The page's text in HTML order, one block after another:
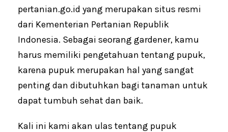
b
o
o
l
s
A
p
e
pertanian.go.id yang merupakan situs resmi
dari Kementerian Pertanian Republik
Indonesia. Sebagai seorang gardener, kamu
harus memiliki pengetahuan tentang pupuk,
karena pupuk merupakan hal yang sangat
penting dan dibutuhkan bagi tanaman untuk
dapat tumbuh sehat dan baik.
Kali ini kami akan ulas tentang pupuk